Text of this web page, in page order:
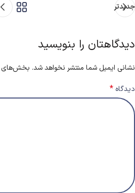
جدیدتر
دیدگاهتان را بنویسید
نشانی ایمیل شما منتشر نخواهد شد. بخش‌های
دیدگاه *